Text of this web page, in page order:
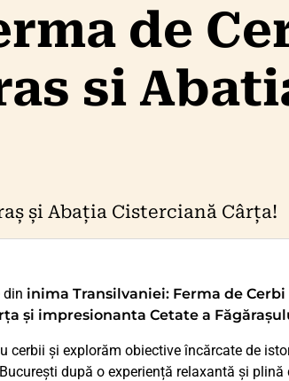
de
si
și Abația Cisterciană Cârța!
din inima Transilvaniei: Ferma de Cerbi
și impresionanta Cetate a
cerbii și explorăm obiective încărcate de
după o experiență relaxantă și plină